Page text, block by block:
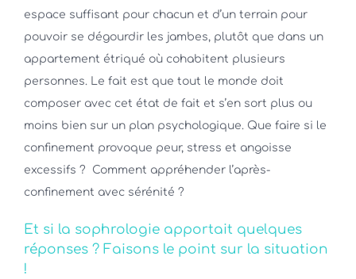
espace suffisant pour chacun et d’un terrain pour
pouvoir se dégourdir les jambes, plutôt que dans un
appartement étriqué où cohabitent plusieurs
personnes. Le fait est que tout le monde doit
composer avec cet état de fait et s’en sort plus ou
moins bien sur un plan psychologique. Que faire si le
confinement provoque peur, stress et angoisse
excessifs ? Comment appréhender l’après-
confinement avec sérénité ?
Et si la sophrologie apportait quelques
réponses ? Faisons le point sur la situation
!